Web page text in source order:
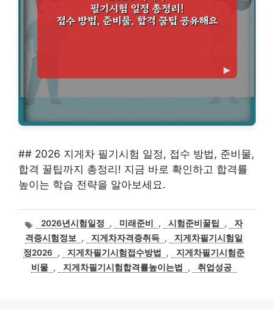
## 2026 지게차 필기시험 일정, 접수 방법, 준비물,
합격 꿀팁까지 총정리! 지금 바로 확인하고 합격률
높이는 학습 전략을 알아보세요.
태
그
2026년시험일정 , 미래준비 , 시험준비꿀팁 ,
자
격증시험정보 , 지게차자격증취득 ,
지게차필기시험일
정2026
, 지게차필기시험접수방법 ,
지게차필기시험준
비물 , 지게차필기시험합격률높이는법 , 취업성공